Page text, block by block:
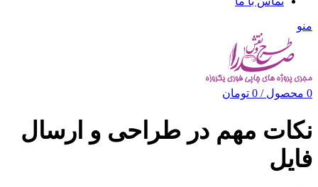
منو
0 محصول /
0 تومان
نکات مهم در طراحی و ارسال
فایل